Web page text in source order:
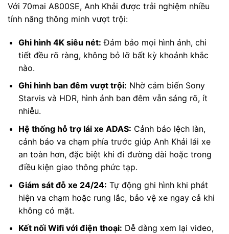
Với 70mai A800SE, Anh Khải được trải nghiệm nhiều
tính năng thông minh vượt trội:
Ghi hình 4K siêu nét: Đảm bảo mọi hình ảnh, chi
tiết đều rõ ràng, không bỏ lỡ bất kỳ khoảnh khắc
nào.
Ghi hình ban đêm vượt trội: Nhờ cảm biến Sony
Starvis và HDR, hình ảnh ban đêm vẫn sáng rõ, ít
nhiễu.
Hệ thống hỗ trợ lái xe ADAS: Cảnh báo lệch làn,
cảnh báo va chạm phía trước giúp Anh Khải lái xe
an toàn hơn, đặc biệt khi đi đường dài hoặc trong
điều kiện giao thông phức tạp.
Giám sát đỗ xe 24/24: Tự động ghi hình khi phát
hiện va chạm hoặc rung lắc, bảo vệ xe ngay cả khi
không có mặt.
Kết nối Wifi với điện thoại: Dễ dàng xem lại video,